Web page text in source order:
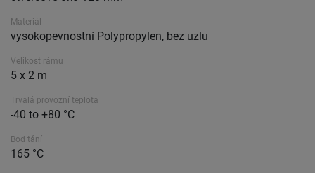
Materiál
vysokopevnostní Polypropylen, bez uzlu
Velikost rámu
5 x 2 m
Trvalá provozní teplota
-40 to +80 °C
Bod tání
165 °C